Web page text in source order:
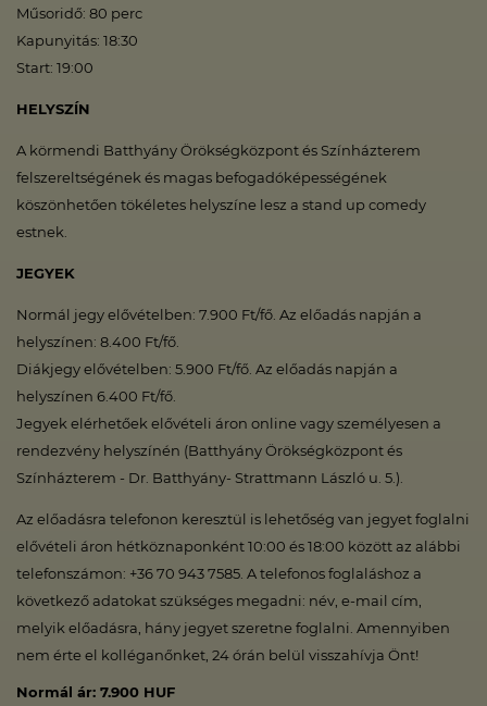
Műsoridő: 80 perc
Kapunyitás: 18:30
Start: 19:00
HELYSZÍN
A körmendi Batthyány Örökségközpont és Színházterem
felszereltségének és magas befogadóképességének
köszönhetően tökéletes helyszíne lesz a stand up comedy
estnek.
JEGYEK
Normál jegy elővételben: 7.900 Ft/fő. Az előadás napján a
helyszínen: 8.400 Ft/fő.
Diákjegy elővételben: 5.900 Ft/fő. Az előadás napján a
helyszínen 6.400 Ft/fő.
Jegyek elérhetőek elővételi áron online vagy személyesen a
rendezvény helyszínén (Batthyány Örökségközpont és
Színházterem - Dr. Batthyány- Strattmann László u. 5.).
Az előadásra telefonon keresztül is lehetőség van jegyet foglalni
elővételi áron hétköznaponként 10:00 és 18:00 között az alábbi
telefonszámon: +36 70 943 7585. A telefonos foglaláshoz a
következő adatokat szükséges megadni: név, e-mail cím,
melyik előadásra, hány jegyet szeretne foglalni. Amennyiben
nem érte el kolléganőnket, 24 órán belül visszahívja Önt!
Normál ár: 7.900 HUF